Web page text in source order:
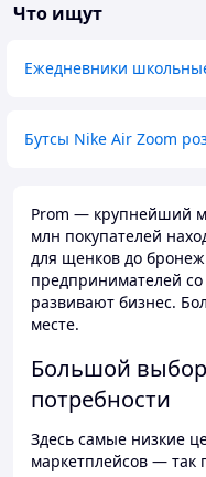
Что ищут
Ежедневники
Бутсы Nike Air Zoom
Prom — крупнейший
млн покупателей
для щенков до
предпринимателей
развивают бизнес.
месте.
Большой
потребности
Здесь самые низкие
маркетплейсов — так